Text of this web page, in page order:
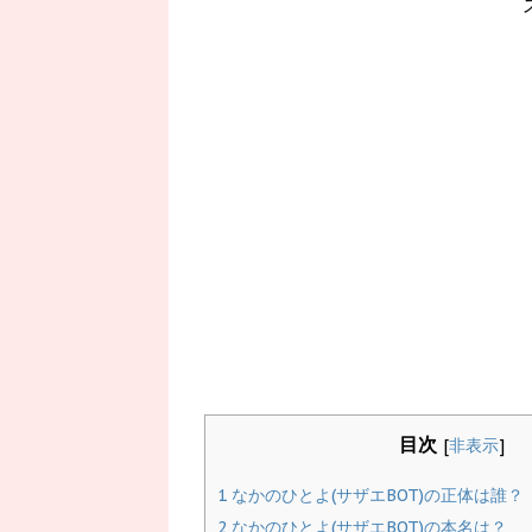
目次 [非表示]
1 なかのひとよ(サザエBOT)の正体は誰？
2 なかのひとよ(サザエBOT)の本名は？